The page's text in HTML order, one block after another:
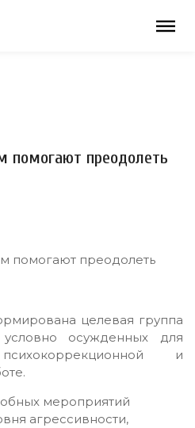
помогают преодолеть
целевая группа
условно осужденных для
и
мероприятий
агрессивности,